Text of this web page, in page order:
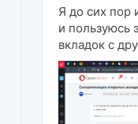
Я до сих пор
и пользуюсь
вкладок с